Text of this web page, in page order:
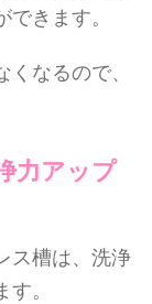
きます。
なるので、
力アップ
ス槽は、洗浄
。